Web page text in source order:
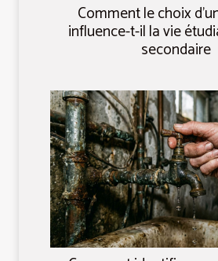
Comment le choix
influence-t-il la vie
secondaire